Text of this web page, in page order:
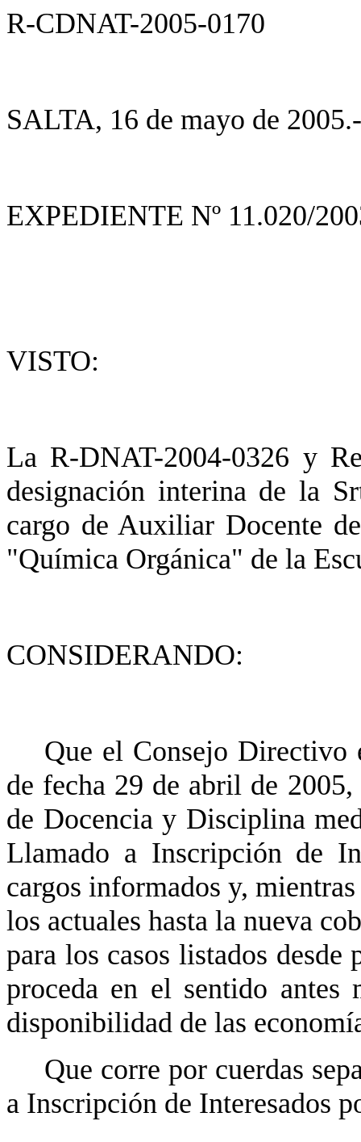
R-CDNAT-2005-0170
SALTA, 16 de mayo de 2005.-
EXPEDIENTE Nº 11.020/
VISTO:
La R-DNAT-2004-0326 y
designación interina de la
cargo de Auxiliar Docente
"Química Orgánica" de la
CONSIDERANDO:
Que el Consejo Directivo
de fecha 29 de abril de
de Docencia y Disciplina
Llamado a Inscripción de
cargos informados y,
los actuales hasta la nueva
para los casos listados
proceda en el sentido antes
disponibilidad de las
Que corre por cuerdas
a Inscripción de Interesados